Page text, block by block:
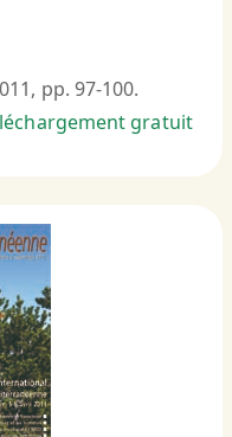
pp. 97-100.
gratuit